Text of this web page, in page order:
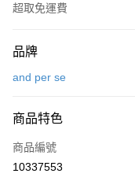
超取免運費
信用卡一次付款
LINE Pay
Apple Pay
品牌
and per se
商品特色
商品編號
10337553